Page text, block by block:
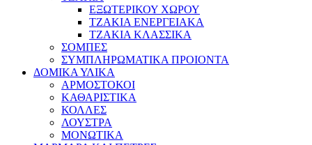
ΕΞΩΤΕΡΙΚΟΥ ΧΩΡΟΥ
ΤΖΑΚΙΑ ΕΝΕΡΓΕΙΑΚΑ
ΤΖΑΚΙΑ ΚΛΑΣΣΙΚΑ
ΣΟΜΠΕΣ
ΣΥΜΠΛΗΡΩΜΑΤΙΚΑ ΠΡΟΙΟΝΤΑ
ΔΟΜΙΚΑ ΥΛΙΚΑ
ΑΡΜΟΣΤΟΚΟΙ
ΚΑΘΑΡΙΣΤΙΚΑ
ΚΟΛΛΕΣ
ΛΟΥΣΤΡΑ
ΜΟΝΩΤΙΚΑ